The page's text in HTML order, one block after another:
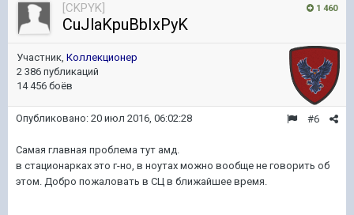
1 460
[CKPYK]
CuJlaKpuBbIxPyK
Участник, Коллекционер
2 386 публикаций
14 456 боёв
#6
Опубликовано: 20 июл 2016, 06:02:28
Самая главная проблема тут амд.
в стационарках это г-но, в ноутах можно вообще не говорить об
этом. Добро пожаловать в СЦ в ближайшее время.